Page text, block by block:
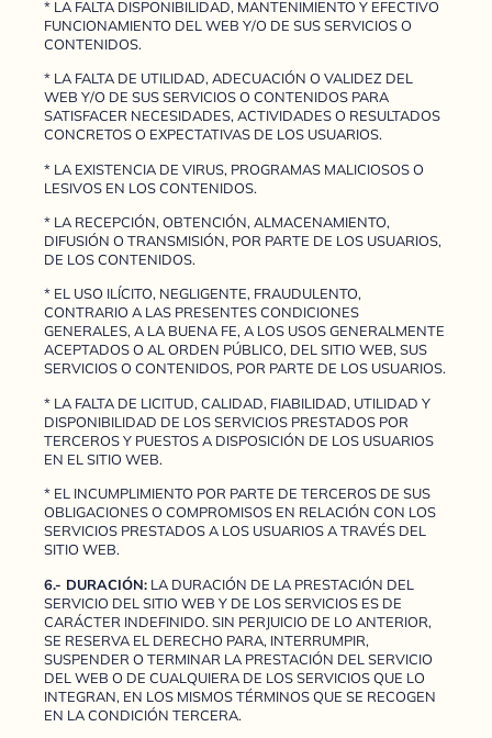
* LA FALTA DISPONIBILIDAD, MANTENIMIENTO Y EFECTIVO
FUNCIONAMIENTO DEL WEB Y/O DE SUS SERVICIOS O
CONTENIDOS.
* LA FALTA DE UTILIDAD, ADECUACIÓN O VALIDEZ DEL
WEB Y/O DE SUS SERVICIOS O CONTENIDOS PARA
SATISFACER NECESIDADES, ACTIVIDADES O RESULTADOS
CONCRETOS O EXPECTATIVAS DE LOS USUARIOS.
* LA EXISTENCIA DE VIRUS, PROGRAMAS MALICIOSOS O
LESIVOS EN LOS CONTENIDOS.
* LA RECEPCIÓN, OBTENCIÓN, ALMACENAMIENTO,
DIFUSIÓN O TRANSMISIÓN, POR PARTE DE LOS USUARIOS,
DE LOS CONTENIDOS.
* EL USO ILÍCITO, NEGLIGENTE, FRAUDULENTO,
CONTRARIO A LAS PRESENTES CONDICIONES
GENERALES, A LA BUENA FE, A LOS USOS GENERALMENTE
ACEPTADOS O AL ORDEN PÚBLICO, DEL SITIO WEB, SUS
SERVICIOS O CONTENIDOS, POR PARTE DE LOS USUARIOS.
* LA FALTA DE LICITUD, CALIDAD, FIABILIDAD, UTILIDAD Y
DISPONIBILIDAD DE LOS SERVICIOS PRESTADOS POR
TERCEROS Y PUESTOS A DISPOSICIÓN DE LOS USUARIOS
EN EL SITIO WEB.
* EL INCUMPLIMIENTO POR PARTE DE TERCEROS DE SUS
OBLIGACIONES O COMPROMISOS EN RELACIÓN CON LOS
SERVICIOS PRESTADOS A LOS USUARIOS A TRAVÉS DEL
SITIO WEB.
6.- DURACIÓN: LA DURACIÓN DE LA PRESTACIÓN DEL
SERVICIO DEL SITIO WEB Y DE LOS SERVICIOS ES DE
CARÁCTER INDEFINIDO. SIN PERJUICIO DE LO ANTERIOR,
SE RESERVA EL DERECHO PARA, INTERRUMPIR,
SUSPENDER O TERMINAR LA PRESTACIÓN DEL SERVICIO
DEL WEB O DE CUALQUIERA DE LOS SERVICIOS QUE LO
INTEGRAN, EN LOS MISMOS TÉRMINOS QUE SE RECOGEN
EN LA CONDICIÓN TERCERA.